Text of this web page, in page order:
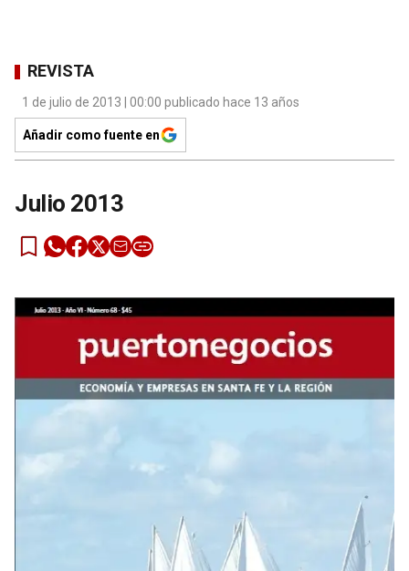
REVISTA
1 de julio de 2013 | 00:00 publicado hace 13 años
Añadir como fuente en
Julio 2013